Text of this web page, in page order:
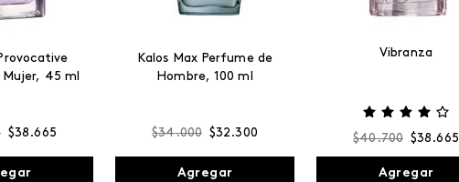
45 ml
$38 .665
Kalos Max Perfume de
Hombre, 100 ml
$34.000 $32 .300
Agregar
Vibranza
$40.700 $38 .665
Agregar